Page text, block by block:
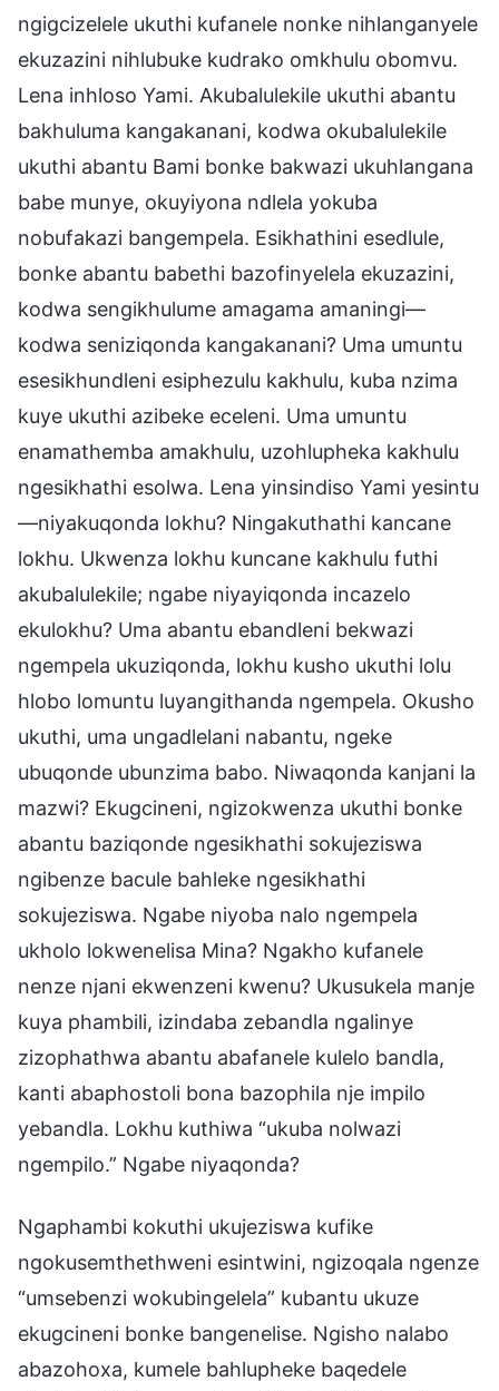
ngigcizelele ukuthi kufanele nonke nihlanganyele
ekuzazini nihlubuke kudrako omkhulu obomvu.
Lena inhloso Yami. Akubalulekile ukuthi abantu
bakhuluma kangakanani, kodwa okubalulekile
ukuthi abantu Bami bonke bakwazi ukuhlangana
babe munye, okuyiyona ndlela yokuba
nobufakazi bangempela. Esikhathini esedlule,
bonke abantu babethi bazofinyelela ekuzazini,
kodwa sengikhulume amagama amaningi—
kodwa seniziqonda kangakanani? Uma umuntu
esesikhundleni esiphezulu kakhulu, kuba nzima
kuye ukuthi azibeke eceleni. Uma umuntu
enamathemba amakhulu, uzohlupheka kakhulu
ngesikhathi esolwa. Lena yinsindiso Yami yesintu
—niyakuqonda lokhu? Ningakuthathi kancane
lokhu. Ukwenza lokhu kuncane kakhulu futhi
akubalulekile; ngabe niyayiqonda incazelo
ekulokhu? Uma abantu ebandleni bekwazi
ngempela ukuziqonda, lokhu kusho ukuthi lolu
hlobo lomuntu luyangithanda ngempela. Okusho
ukuthi, uma ungadlelani nabantu, ngeke
ubuqonde ubunzima babo. Niwaqonda kanjani la
mazwi? Ekugcineni, ngizokwenza ukuthi bonke
abantu baziqonde ngesikhathi sokujeziswa
ngibenze bacule bahleke ngesikhathi
sokujeziswa. Ngabe niyoba nalo ngempela
ukholo lokwenelisa Mina? Ngakho kufanele
nenze njani ekwenzeni kwenu? Ukusukela manje
kuya phambili, izindaba zebandla ngalinye
zizophathwa abantu abafanele kulelo bandla,
kanti abaphostoli bona bazophila nje impilo
yebandla. Lokhu kuthiwa “ukuba nolwazi
ngempilo.” Ngabe niyaqonda?
Ngaphambi kokuthi ukujeziswa kufike
ngokusemthethweni esintwini, ngizoqala ngenze
“umsebenzi wokubingelela” kubantu ukuze
ekugcineni bonke bangenelise. Ngisho nalabo
abazohoxa, kumele bahlupheke baqedele